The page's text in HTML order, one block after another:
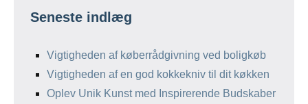
Seneste indlæg
Vigtigheden af køberrådgivning ved boligkøb
Vigtigheden af en god kokkekniv til dit køkken
Oplev Unik Kunst med Inspirerende Budskaber